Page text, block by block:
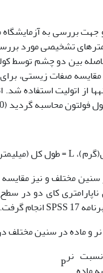
10 درصد تثبیت و جهت بررسی
تشخیصی مورد
بین دو چشم توسط
صفات زیستی،
از اتولیت استفاده
محاسبه گردید (10).
مختلف و نیز مقایسه
نسبت نرP